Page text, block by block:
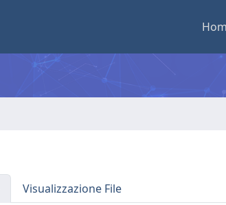
Visualizzazione File